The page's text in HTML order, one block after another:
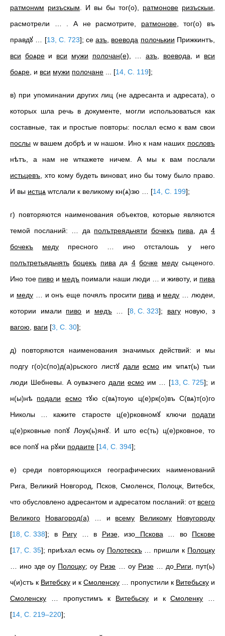
ратмонwм ризъскым . И вы бы тог(о), ратмонове ризъскыи
расмотрели … . А не расмотрите, ратмонове, тог(о) въ
правдꙋ … [13, С. 723]; сеазъ воевода полочькии Прижкинтъ,
вси боѧреи вси мужи полочан(е) азъ воевода , и вси
боѧре , и вси мужи полочане [14, С. 119];
в) при упоминании других лиц (не адресанта и адресата), о
которых шла речь в документе, могли использоваться как
составные, так и простые повторы: послал есмо к вам свои
послы w вашем добрѣ и w нашом. Ино к нам наших пословъ
нѣтъ, а нам не wткажете ничем. А мы к вам послали
истьцевъ , хто кому будеть виноват, ино бы тому было право.
И вы истцѧ wтслали к великому кн(ѧ)зю … [14, С. 199];
г) повторяются наименования объектов, которые являются
темой посланий: … да полътреядьчяти бочекъ пива , да 4
бочекъ
меду пресного … ино отсталошь у него
полътретьядьчять боцекъ пива да 4 бочке медусыценого.
Ино тое пиво и медъ поимали наши люди … и животу, и пива
и меду… и онъ еще почялъ просити пива и меду … людеи,
котории имали пиво и медъ [8, С. 323]; вагуновую, з
вагою
ваги [3, С. 30];
д) повторяются наименования значимых действий: и мы
подгу г(о)с(по)д(а)рьского листꙋ дали есмо им ѡпѧт(ь) тыи
люди Шебневы. А оувѧзчего дали есмоим … [13, С. 725]; и
н(ы)нѣ подали есмотꙋю с(вѧ)тоую ц(е)рк(о)въ С(вѧ)т(о)го
Николы … кажите старосте ц(е)рковномꙋ ключи подати
ц(е)рковные попꙋ Лоук(ь)янꙋ. И што ес(ть) ц(е)рковное, то
все попꙋ на рꙋки подаите [14, С. 394];
е) среди повторяющихся географических наименований
Рига, Великий Новгород, Псков, Смоленск, Полоцк, Витебск,
что обусловлено адресантом и адресатом посланий: от всего
Великого
Новагород(а) … и всему Великому
Новугороду
[18, С. 338]; в Ригу … в Ризе, изо Пскова … во Пскове
[17, С. 35]; приѣхал есмь оу Полотескъ … пришли к Полоцку
… ино зде оу Полоцку; оу Ризе … оу Ризе… доРиги , пут(ь)
ч(и)стъ к Витебску и к Смоленску … пропустили к Витебьску и
Смоленску … пропустимъ к Витебьску и кСмоленку
[14, С. 219–220];